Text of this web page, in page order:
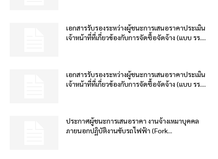
เอกสารรับรองระหว่างผู้ชนะการเสนอราคาประเมิน
เจ้าหน้าที่ที่เกี่ยวข้องกับการจัดซื้อจัดจ้าง (แบบ รร....
เอกสารรับรองระหว่างผู้ชนะการเสนอราคาประเมิน
เจ้าหน้าที่ที่เกี่ยวข้องกับการจัดซื้อจัดจ้าง (แบบ รร....
ประกาศผู้ชนะการเสนอราคา งานจ้างเหมาบุคคล
ภายนอกปฏิบัติงานขับรถไฟฟ้า (Fork...